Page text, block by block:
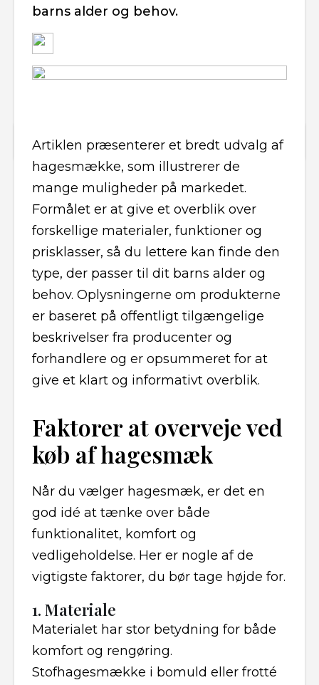
barns alder og behov.
Artiklen præsenterer et bredt udvalg af
hagesmække, som illustrerer de
mange muligheder på markedet.
Formålet er at give et overblik over
forskellige materialer, funktioner og
prisklasser, så du lettere kan finde den
type, der passer til dit barns alder og
behov. Oplysningerne om produkterne
er baseret på offentligt tilgængelige
beskrivelser fra producenter og
forhandlere og er opsummeret for at
give et klart og informativt overblik.
Faktorer at overveje ved
køb af hagesmæk
Når du vælger hagesmæk, er det en
god idé at tænke over både
funktionalitet, komfort og
vedligeholdelse. Her er nogle af de
vigtigste faktorer, du bør tage højde for.
1. Materiale
Materialet har stor betydning for både
komfort og rengøring.
Stofhagesmække i bomuld eller frotté